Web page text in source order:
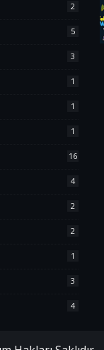
2
5
3
1
1
1
16
4
2
2
1
3
4